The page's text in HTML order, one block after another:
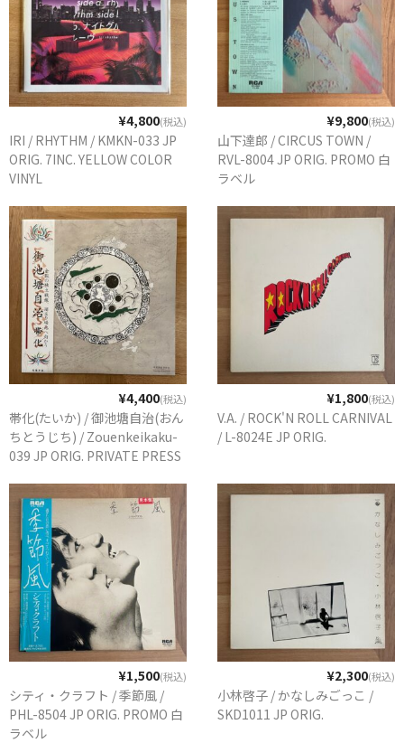
¥4,800(税込)
IRI / RHYTHM / KMKN-033 JP
ORIG. 7INC. YELLOW COLOR
VINYL
¥9,800(税込)
山下達郎 / CIRCUS TOWN /
RVL-8004 JP ORIG. PROMO 白
ラベル
¥4,400(税込)
帯化(たいか) / 御池塘自治(おん
ちとうじち) / Zouenkeikaku-
039 JP ORIG. PRIVATE PRESS
¥1,800(税込)
V.A. / ROCK'N ROLL CARNIVAL
/ L-8024E JP ORIG.
¥1,500(税込)
シティ・クラフト / 季節風 /
PHL-8504 JP ORIG. PROMO 白
ラベル
¥2,300(税込)
小林啓子 / かなしみごっこ /
SKD1011 JP ORIG.